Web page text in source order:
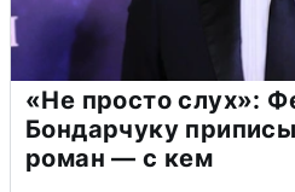
«Не просто слух»:
Бондарчуку
роман — с кем